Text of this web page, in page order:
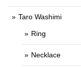
Taro Washimi
Ring
Necklace